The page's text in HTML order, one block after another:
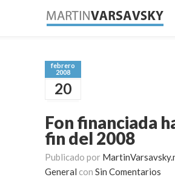
febrero
2008
20
Fon financiada
fin del 2008
Publicado por
General con Sin Comentarios